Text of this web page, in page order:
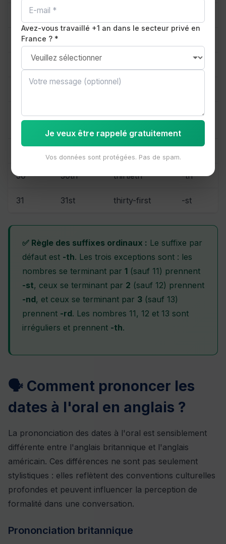
13
22 22nd
twenty-
-nd
30 30th thirtieth -th
31 31st thirty-first -st
✅ Règle des suffixes ordinaux : Le suffixe par
défaut est -th. Les trois exceptions sont : les
nombres se terminant par 1 (sauf 11) prennent
-st, ceux se terminant par 2 (sauf 12) prennent
-nd, et ceux se terminant par 3 (sauf 13)
prennent -rd. Les nombres 11, 12 et 13 sont
irréguliers et prennent -th.
🗣️ Comment prononcer les
dates à l'oral en anglais ?
La prononciation des dates à l'oral est sensiblement
différente entre l'anglais britannique et l'anglais
américain. Ces différences ne sont pas seulement
stylistiques : elles reflètent des conventions culturelles
profondes et peuvent influencer la perception de
formalité dans une conversation.
Prononciation britannique
Avez-vous travaillé +1 an dans le secteur privé en
France ? *
Je veux être rappelé gratuitement
Vos données sont protégées. Pas de spam.